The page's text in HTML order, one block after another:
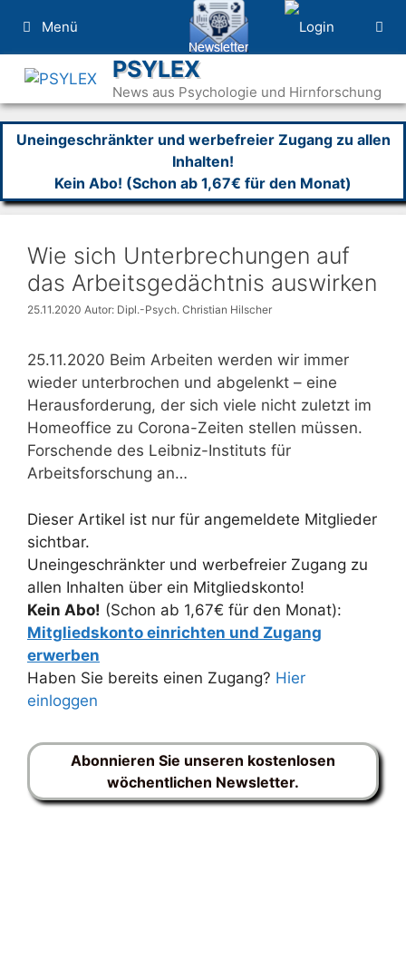
Inhalt
springen
Menü
PSYLEX
News aus Psychologie und Hirnforschung
Uneingeschränkter und werbefreier Zugang zu allen
Inhalten!
Kein Abo! (Schon ab 1,67€ für den Monat)
Wie sich Unterbrechungen auf
das Arbeitsgedächtnis auswirken
25.11.2020 Autor: Dipl.-Psych. Christian Hilscher
25.11.2020 Beim Arbeiten werden wir immer
wieder unterbrochen und abgelenkt – eine
Herausforderung, der sich viele nicht zuletzt im
Homeoffice zu Corona-Zeiten stellen müssen.
Forschende des Leibniz-Instituts für
Arbeitsforschung an…
Dieser Artikel ist nur für angemeldete Mitglieder
sichtbar.
Uneingeschränkter und werbefreier Zugang zu
allen Inhalten über ein Mitgliedskonto!
Kein Abo! (Schon ab 1,67€ für den Monat):
Mitgliedskonto einrichten und Zugang
erwerben
Haben Sie bereits einen Zugang? Hier
einloggen
Abonnieren Sie unseren kostenlosen
wöchentlichen Newsletter.